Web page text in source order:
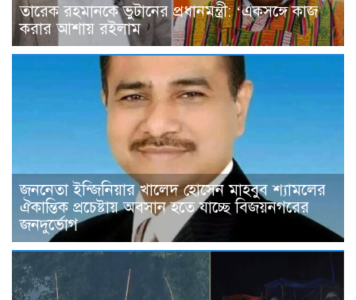
তারেক রহমানকে ভুটা‌নের প্রধানমন্ত্রী: ‘একসঙ্গে কাজ
করার আশায় রইলাম
জননেতা ইন্জিনিয়ার খালেদ হোসেন মাহবুব শ্যামলের
ঐকান্তিক প্রচেষ্টায় অবসান হতে যাচ্ছে বিজয়নগরের
জনদুর্ভোগ